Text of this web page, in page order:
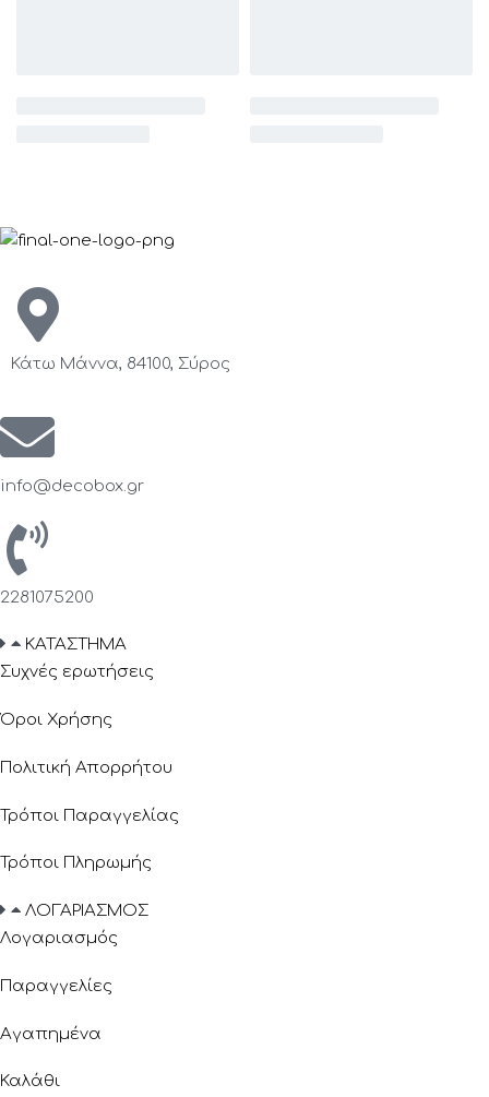
Κάτω Μάννα, 84100, Σύρος
info@decobox.gr
2281075200
ΚΑΤΑΣΤΗΜΑ
Συχνές ερωτήσεις
Όροι Χρήσης
Πολιτική Απορρήτου
Τρόποι Παραγγελίας
Τρόποι Πληρωμής
ΛΟΓΑΡΙΑΣΜΟΣ
Λογαριασμός
Παραγγελίες
Αγαπημένα
Καλάθι